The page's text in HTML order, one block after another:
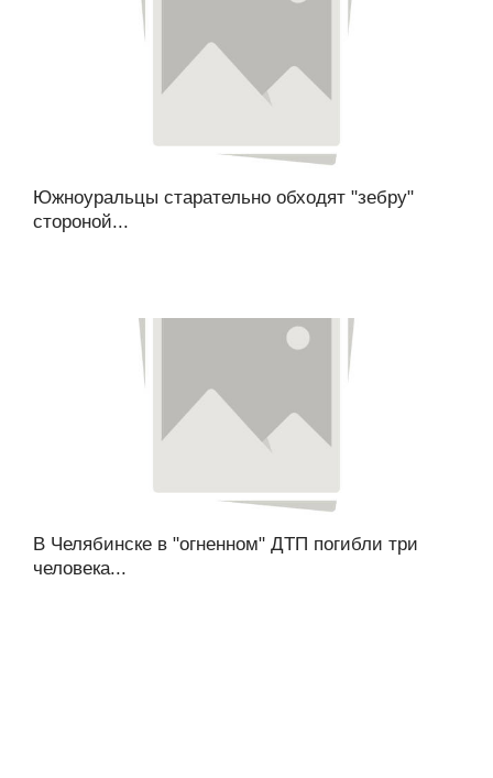
Южноуральцы старательно обходят "зебру"
стороной...
В Челябинске в "огненном" ДТП погибли три
человека...